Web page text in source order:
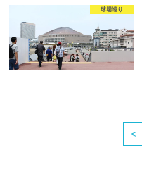
球場巡り
<